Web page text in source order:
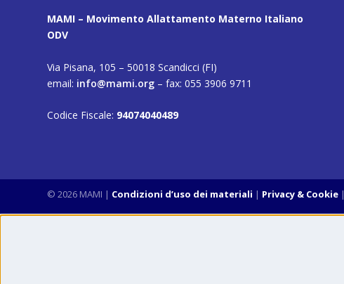
MAMI – Movimento Allattamento Materno Italiano
ODV
Via Pisana, 105 – 50018 Scandicci (FI)
email: info@mami.org – fax: 055 3906 9711
Codice Fiscale: 94074040489
© 2026 MAMI | Condizioni d’uso dei materiali Privacy & Cookie